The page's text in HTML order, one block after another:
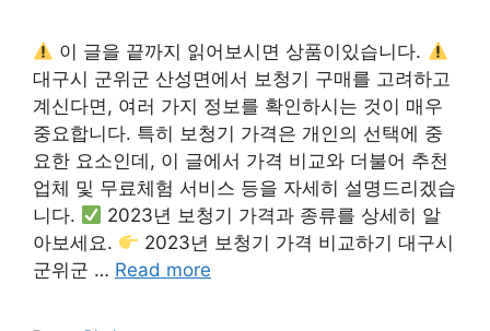
이 글을 끝까지 읽어보시면 상품이있습니다.
대구시 군위군 산성면에서 보청기 구매를 고려하고
계신다면, 여러 가지 정보를 확인하시는 것이 매우
중요합니다. 특히 보청기 가격은 개인의 선택에 중
요한 요소인데, 이 글에서 가격 비교와 더불어 추천
업체 및 무료체험 서비스 등을 자세히 설명드리겠습
니다.
2023년 보청기 가격과 종류를 상세히 알
아보세요.
2023년 보청기 가격 비교하기 대구시
군위군 … Read more